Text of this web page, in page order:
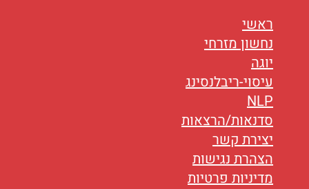
ראשי
נחשון מזרחי
יוגה
עיסוי-ריבלנסינג
NLP
סדנאות/הרצאות
יצירת קשר
הצהרת נגישות
מדיניות פרטיות